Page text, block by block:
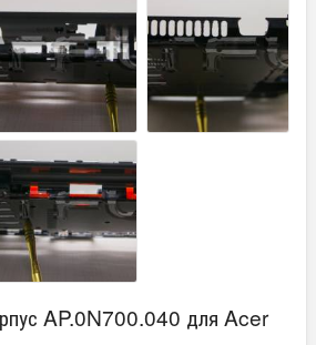
AP.0N700.040 для Acer